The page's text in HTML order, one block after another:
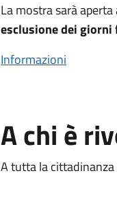
La mostra sarà
esclusione dei
Informazioni
A chi è
A tutta la cittadinanza